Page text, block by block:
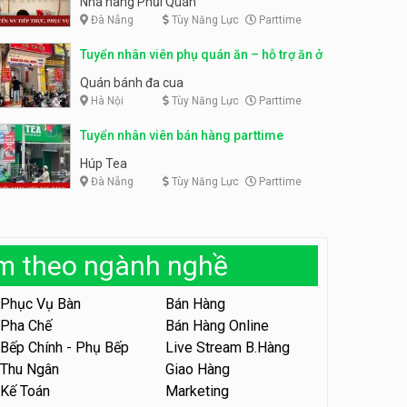
phục vụ bàn parttime
Cafe Vợt
Tuyển nhân viên phục vụ ca
Quán kem dừa
Tuyển nhân viên phụ bếp –
Tiên
Bún Đậu Mắm Tôm - Bếp Tiên
Tuyển nhân viên phụ quán ăn
Tuyển nhân viên sale,
marketing
Công ty
Tuyển nhân viên bán hàng
parttime
GÀ GÔ FASTFOOD
Đà Nẵng Tùy Năng Lực Parttime
Tuyển nhân viên phụ quán ăn – hỗ trợ ăn ở
Quán bánh đa cua
Hà Nội Tùy Năng Lực Parttime
Tuyển nhân viên bán hàng parttime
Húp Tea
Đà Nẵng Tùy Năng Lực Parttime
theo ngành nghề
Phục Vụ Bàn
Bán Hàng
Pha Chế
Bán Hàng Online
Bếp Chính - Phụ Bếp
Live Stream B.Hàng
Thu Ngân
Giao Hàng
Kế Toán
Marketing